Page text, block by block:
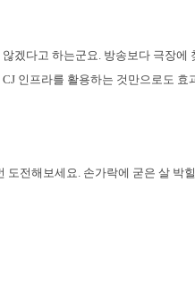
겠다고 하는군요. 방송보다 극장에
인프라를 활용하는 것만으로도 효
도전해보세요. 손가락에 굳은 살 박